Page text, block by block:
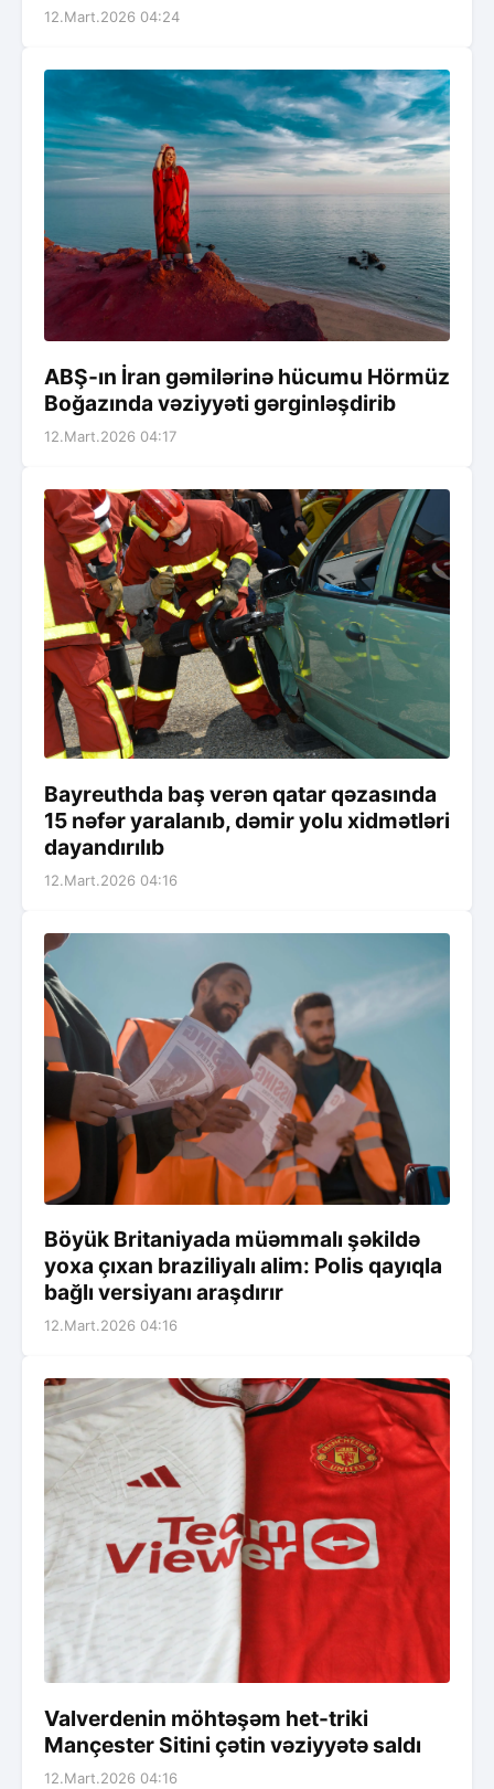
12.Mart.2026 04:24
ABŞ-ın İran gəmilərinə hücumu Hörmüz
Boğazında vəziyyəti gərginləşdirib
12.Mart.2026 04:17
Bayreuthda baş verən qatar qəzasında
15 nəfər yaralanıb, dəmir yolu xidmətləri
dayandırılıb
12.Mart.2026 04:16
Böyük Britaniyada müəmmalı şəkildə
yoxa çıxan braziliyalı alim: Polis qayıqla
bağlı versiyanı araşdırır
12.Mart.2026 04:16
Valverdenin möhtəşəm het-triki
Mançester Sitini çətin vəziyyətə saldı
12.Mart.2026 04:16